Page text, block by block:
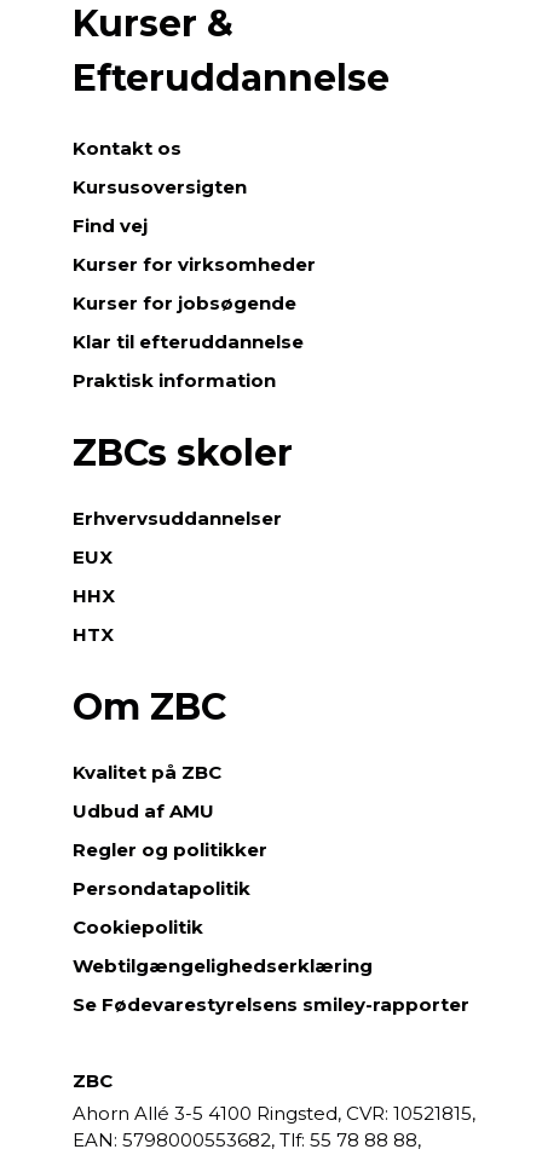
Kurser &
Efteruddannelse
Kontakt os
Kursusoversigten
Find vej
Kurser for virksomheder
Kurser for jobsøgende
Klar til efteruddannelse
Praktisk information
ZBCs skoler
Erhvervsuddannelser
EUX
HHX
HTX
Om ZBC
Kvalitet på ZBC
Udbud af AMU
Regler og politikker
Persondatapolitik
Cookiepolitik
Webtilgængelighedserklæring
Se Fødevarestyrelsens smiley-rapporter
ZBC
Ahorn Allé 3-5 4100 Ringsted, CVR: 10521815,
EAN: 5798000553682,
55 78 88 88,